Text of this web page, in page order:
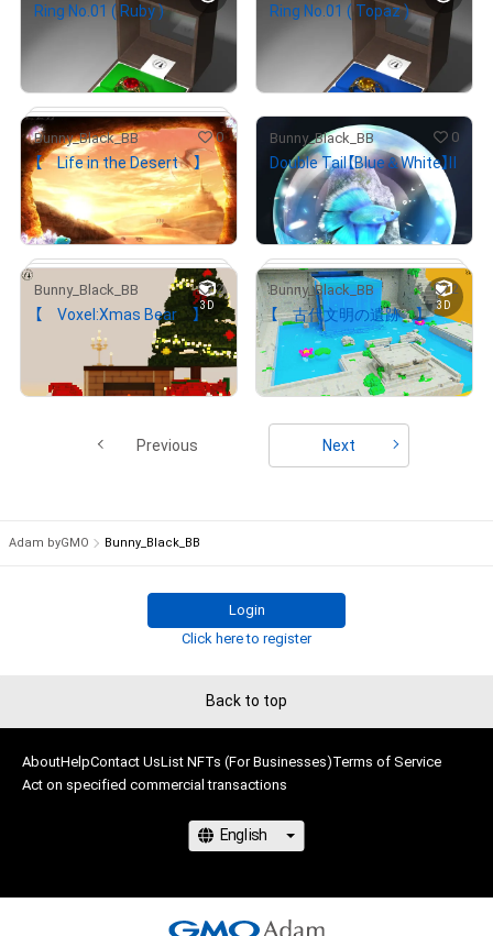
Ring No.01 ( Ruby )
¥2,000 12.68
Primary Sale
Ring No.01 ( Topaz )
¥
Primary Sale
# 2/5
Bunny_Black_BB 0
【 Life in the Desert 】
¥2,000 ($12.68)
Primary Sale
Bunny_Black_BB 0
Double Tail【Blue＆White】Ⅱ
¥2,000 ($12.68)
Primary Sale
3D
Bunny_Black_BB 2
【 Voxel:Xmas Bear 】
($12.68
Primary Sale
3D
Bunny_Black_BB 2
【 古代文明の遺跡 】
¥2,000 ( $ 12.68)
Primary Sale
Previous Next
Adam byGMO Bunny_Black_BB
Login
Click here to register
Back to top
AboutHelpContact UsList NFTs (For Businesses)Terms of Service
Act on specified commercial transactions